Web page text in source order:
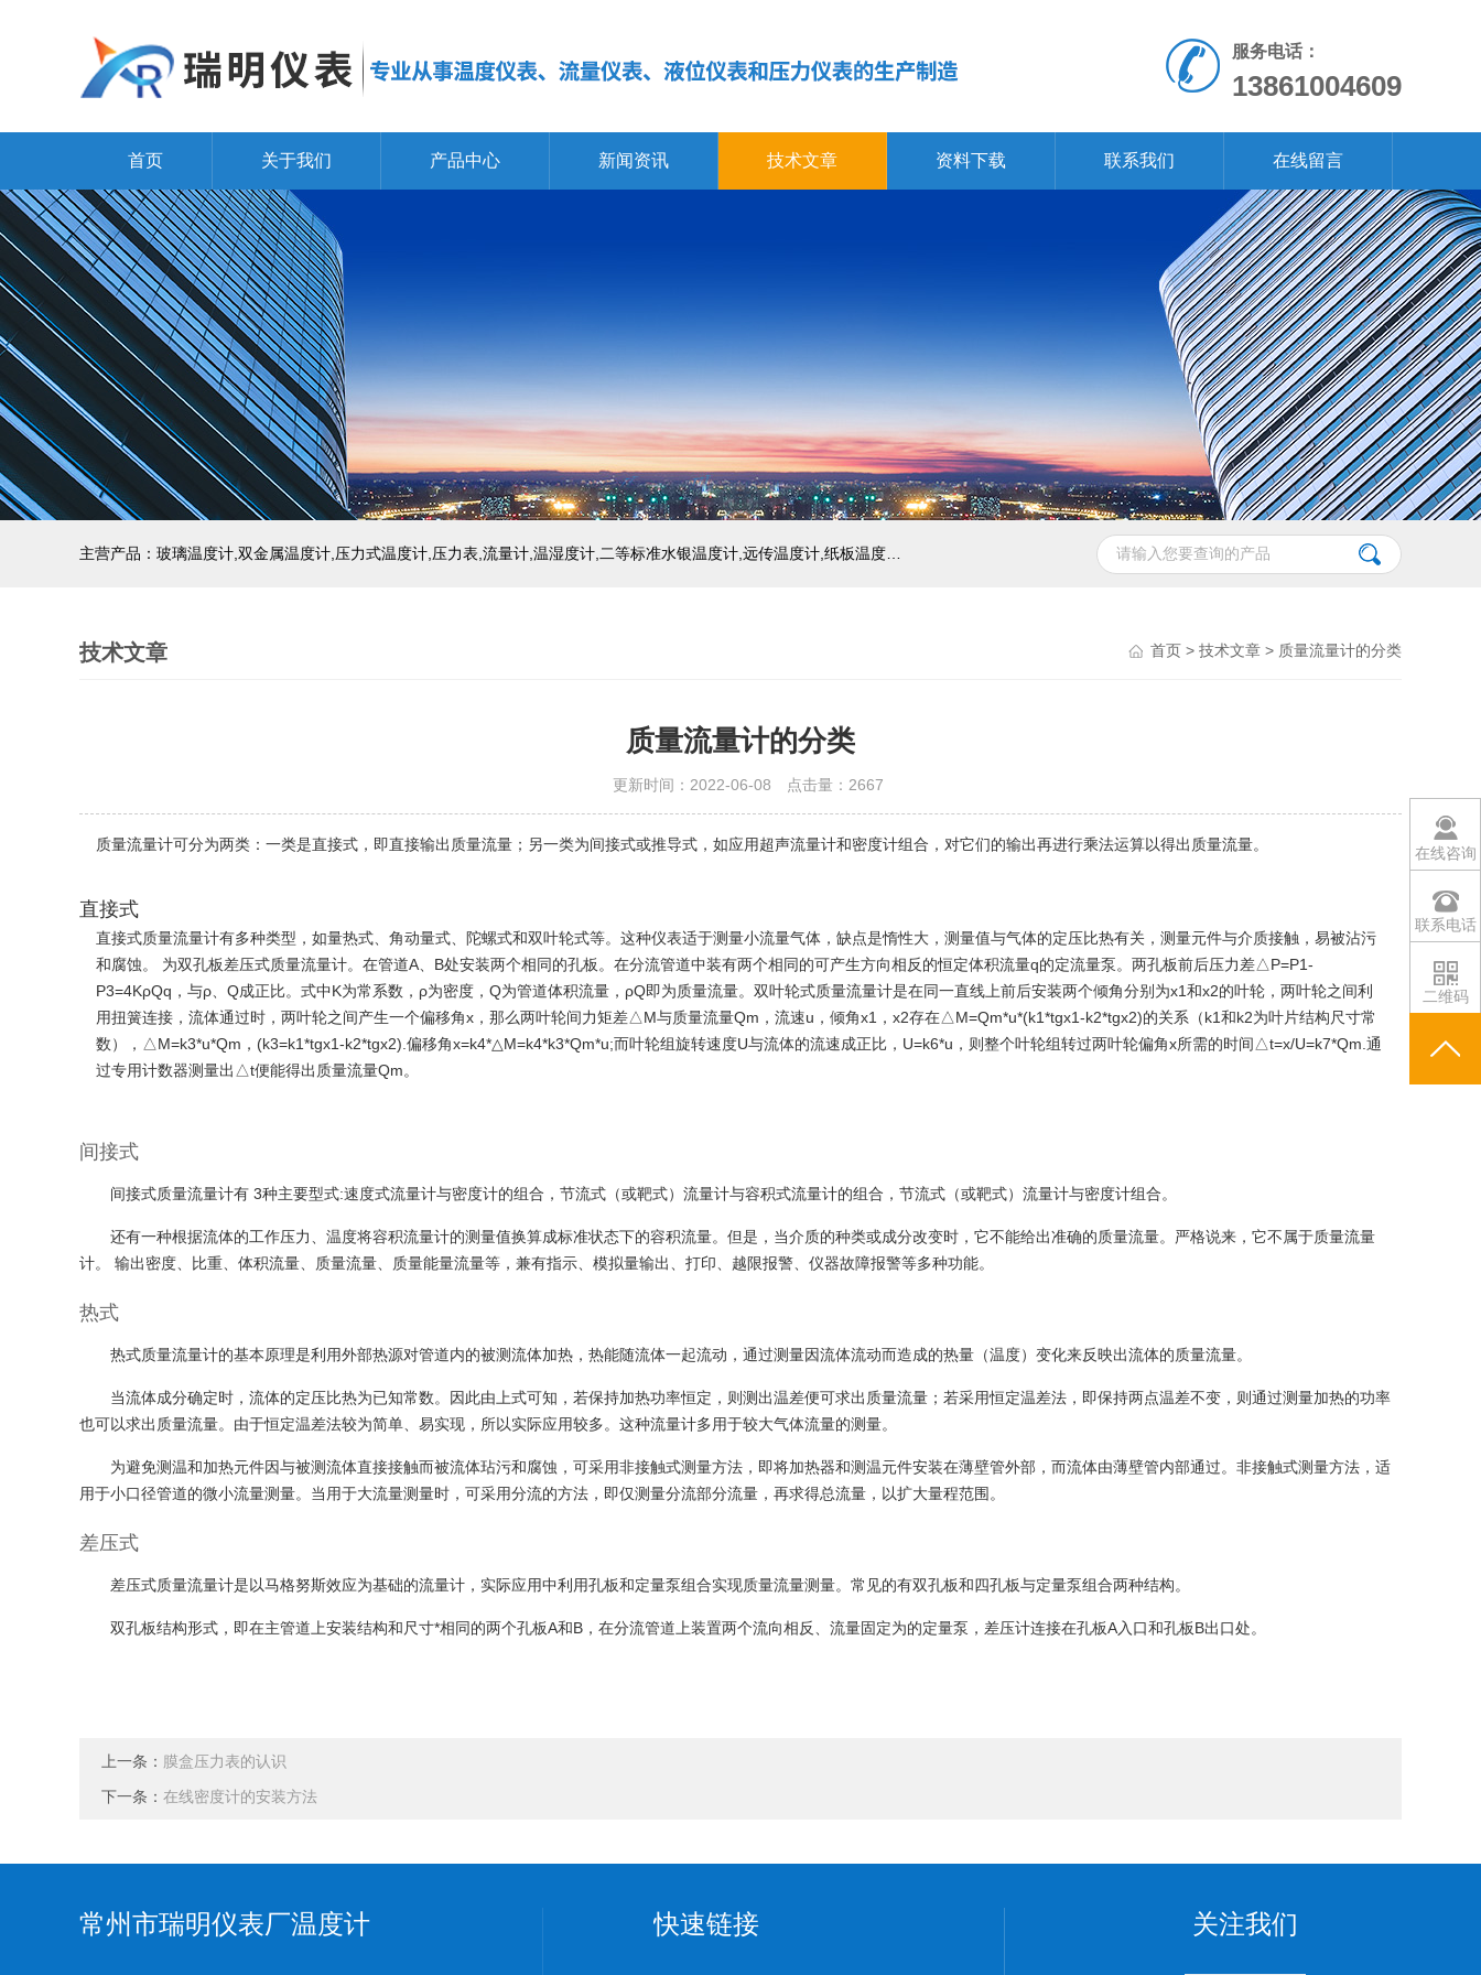
服务电话：
13861004609
首页 关于我们 产品中心 新闻资讯 技术文章 资料下载 联系我们 在线留言
技术文章 首页 > 技术文章 > 质量流量计的分类
质量流量计的分类
更新时间：2022-06-08 点击量： 2667
质量流量计可分为两类：一类是直接式，即直接输出质量流量；另一类为间接式或推导式，如应用超声流量计和密度计组合，对它们的输出再进行乘法运算以得出质量流量。
直接式
直接式质量流量计有多种类型，如量热式、角动量式、陀螺式和双叶轮式等。这种仪表适于测量小流量气体，缺点是惰性大，测量值与气体的定压比热有关，测量元件与介质接触，易被沾污
和腐蚀。 为双孔板差压式质量流量计。在管道A、B处安装两个相同的孔板。在分流管道中装有两个相同的可产生方向相反的恒定体积流量q的定流量泵。两孔板前后压力差△P=P1-
P3=4KρQq ，与ρ Q成正比。式中K为常系数， ρ为密度， Q为管道体积流量， ρQ即为质量流量。双叶轮式质量流量计是在同一直线上前后安装两个倾角分别为x1和x2的叶轮，两叶轮之间利
用扭簧连接，流体通过时，两叶轮之间产生一个偏移角x，那么两叶轮间力矩差△M与质量流量Qm，流速u，倾角x1，x2存在△M=Qm*u*(k1*tgx1-k2*tgx2)的关系（k1和k2为叶片结构尺寸常
数），△M=k3*u*Qm，(k3=k1*tgx1-k2*tgx2).偏移角x=k4*△M=k4*k3*Qm*u;而叶轮组旋转速度U与流体的流速成正比，U=k6*u，则整个叶轮组转过两叶轮偏角x所需的时间△t=x/U=k7*Qm.通
过专用计数器测量出△t便能得出质量流量Qm。
间接式
间接式质量流量计有 3种主要型式:速度式流量计与密度计的组合，节流式（或靶式）流量计与容积式流量计的组合，节流式（或靶式）流量计与密度计组合。
还有一种根据流体的工作压力、温度将容积流量计的测量值换算成标准状态下的容积流量。但是，当介质的种类或成分改变时，它不能给出准确的质量流量。严格说来，它不属于质量流量
计。 输出密度、比重、体积流量、质量流量、质量能量流量等，兼有指示、模拟量输出、打印、越限报警、仪器故障报警等多种功能。
热式
热式质量流量计的基本原理是利用外部热源对管道内的被测流体加热，热能随流体一起流动，通过测量因流体流动而造成的热量（温度）变化来反映出流体的质量流量。
当流体成分确定时，流体的定压比热为已知常数。因此由上式可知，若保持加热功率恒定，则测出温差便可求出质量流量；若采用恒定温差法，即保持两点温差不变，则通过测量加热的功率
也可以求出质量流量。由于恒定温差法较为简单、易实现，所以实际应用较多。这种流量计多用于较大气体流量的测量。
为避免测温和加热元件因与被测流体直接接触而被流体玷污和腐蚀，可采用非接触式测量方法，即将加热器和测温元件安装在薄壁管外部，而流体由薄壁管内部通过。非接触式测量方法，适
用于小口径管道的微小流量测量。当用于大流量测量时，可采用分流的方法，即仅测量分流部分流量，再求得总流量，以扩大量程范围。
差压式
差压式质量流量计是以马格努斯效应为基础的流量计，实际应用中利用孔板和定量泵组合实现质量流量测量。常见的有双孔板和四孔板与定量泵组合两种结构。
双孔板结构形式，即在主管道上安装结构和尺寸*相同的两个孔板A和B，在分流管道上装置两个流向相反、流量固定为的定量泵，差压计连接在孔板A入口和孔板B出口处。
上一条： 膜盒压力表的认识
下一条： 在线密度计的安装方法
常州市瑞明仪表厂温度计 快速链接 关注我们
在线咨询
联系电话
二维码